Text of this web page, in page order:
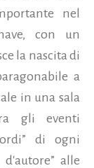
nel
con un
la nascita di
a
in una sala
gli eventi
di ogni
alle